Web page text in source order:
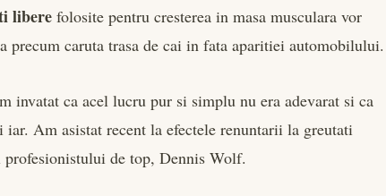
libere folosite pentru cresterea in masa musculara vor
precum caruta trasa de cai in fata aparitiei automobilului.
invatat ca acel lucru pur si simplu nu era adevarat si ca
Am asistat recent la efectele renuntarii la greutati
de top, Dennis Wolf.